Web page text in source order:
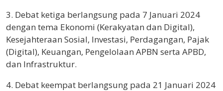
3. Debat ketiga berlangsung pada 7 Januari 2024
dengan tema Ekonomi (Kerakyatan dan Digital),
Kesejahteraan Sosial, Investasi, Perdagangan, Pajak
(Digital), Keuangan, Pengelolaan APBN serta APBD,
dan Infrastruktur.
4. Debat keempat berlangsung pada 21 Januari 2024